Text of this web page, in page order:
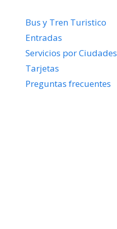
Bus y Tren Turistico
Entradas
Servicios por Ciudades
Tarjetas
Preguntas frecuentes